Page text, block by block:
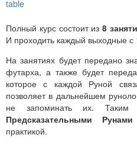
Полный курс состоит из8
И проходить каждый выходные с
На занятиях будет передано
футарха, а также будет
которое с каждой Руной
позволяет в дальнейшем
не запоминать их.
Предсказательными Рунами
практикой.